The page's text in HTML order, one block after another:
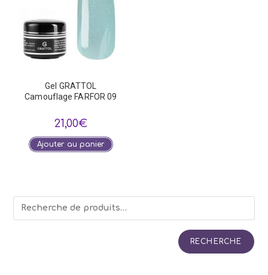
Gel GRATTOL
Camouflage FARFOR 09
21,00€
Ajouter au panier
RECHERCHE